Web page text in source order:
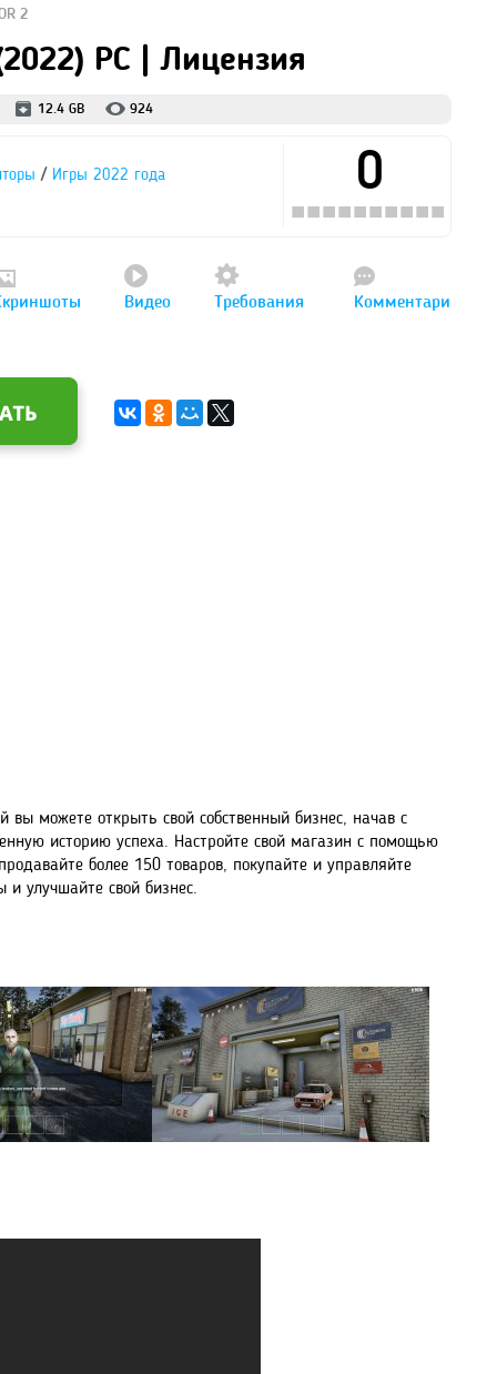
2
PC | Лицензия
12.4 GB 924
/ Игры 2022 года 0
Видео Требования Комментари
можете открыть свой собственный бизнес, начав с
историю успеха. Настройте свой магазин с помощью
более 150 товаров, покупайте и управляйте
и улучшайте свой бизнес.